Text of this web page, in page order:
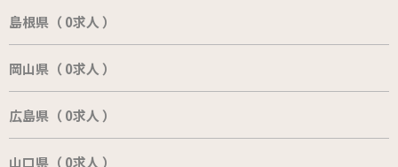
島根県（ 0求人 ）
岡山県（ 0求人 ）
広島県（ 0求人 ）
山口県（ 0求人 ）